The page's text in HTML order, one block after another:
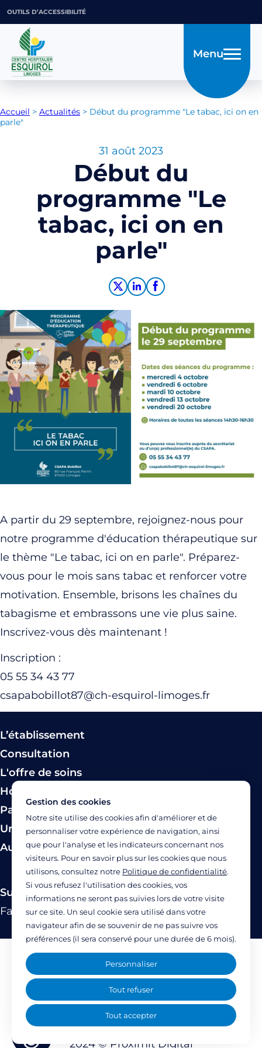
OUTILS D’ACCESSIBILITÉ
Menu
Accueil > Actualités > Début du programme "Le tabac, ici on en
parle"
31 août 2023
Début du
programme "Le
tabac, ici on en
parle"
A partir du 29 septembre, rejoignez-nous pour
notre programme d'éducation thérapeutique sur
le thème "Le tabac, ici on en parle". Préparez-
vous pour le mois sans tabac et renforcer votre
motivation. Ensemble, brisons les chaînes du
tabagisme et embrassons une vie plus saine.
Inscrivez-vous dès maintenant !
Inscription :
05 55 34 43 77
csapabobillot87@ch-esquirol-limoges.fr
L’établissement
Consultation
L'offre de soins
Hospitalisation
Paiement
Urgence
Autres modes de prise en charge
Suivez-nous
FacebookTwitterLinkedinYouTubeInstagram
Mentions légales
Politique de confidentialité
Accessibilité : partiellement accessible
(77%)
2024 © Proximit Digital
Gestion des cookies
Notre site utilise des cookies afin d'améliorer et de
personnaliser votre expérience de navigation, ainsi
que pour l'analyse et les indicateurs concernant nos
visiteurs. Pour en savoir plus sur les cookies que nous
utilisons, consultez notre Politique de confidentialité.
Si vous refusez l'utilisation des cookies, vos
informations ne seront pas suivies lors de votre visite
sur ce site. Un seul cookie sera utilisé dans votre
navigateur afin de se souvenir de ne pas suivre vos
préférences (il sera conservé pour une durée de 6 mois).
Tout accepter
Tout refuser
Personnaliser